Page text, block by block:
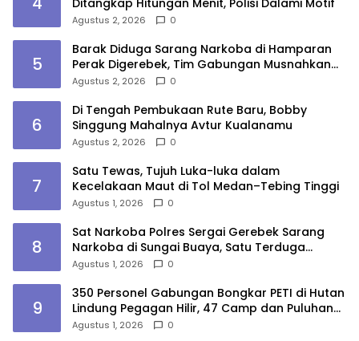
Agustus 2, 2026 0
5
Barak Diduga Sarang Narkoba di Hamparan
Perak Digerebek, Tim Gabungan Musnahkan
Lokasi
Agustus 2, 2026 0
6
Di Tengah Pembukaan Rute Baru, Bobby
Singgung Mahalnya Avtur Kualanamu
Agustus 2, 2026 0
7
Satu Tewas, Tujuh Luka-luka dalam
Kecelakaan Maut di Tol Medan–Tebing Tinggi
Agustus 1, 2026 0
8
Sat Narkoba Polres Sergai Gerebek Sarang
Narkoba di Sungai Buaya, Satu Terduga
Pelaku Diamankan
Agustus 1, 2026 0
9
350 Personel Gabungan Bongkar PETI di Hutan
Lindung Pegagan Hilir, 47 Camp dan Puluhan
Peralatan Dimusnahkan
Agustus 1, 2026 0